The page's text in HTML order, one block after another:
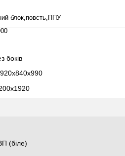
блок,повсть,ППУ
боків
(біле)